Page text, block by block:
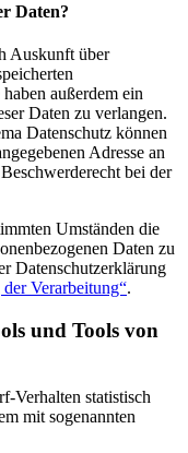
Daten?
Auskunft über
außerdem ein
Daten zu verlangen.
Datenschutz können
Adresse an
bei der
Umständen die
Daten zu
Datenschutzerklärung
Verarbeitung“.
und Tools von
Verhalten statistisch
mit sogenannten